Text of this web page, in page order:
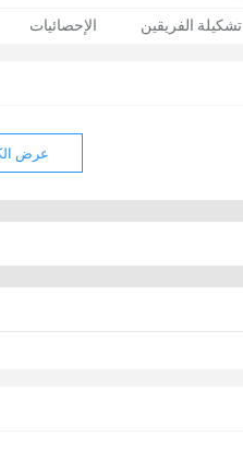
تشكيلة الفريقين الإحصائيات
عرض